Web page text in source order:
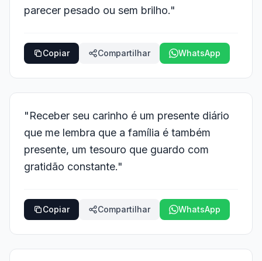
parecer pesado ou sem brilho."
Copiar Compartilhar WhatsApp
"Receber seu carinho é um presente diário
que me lembra que a família é também
presente, um tesouro que guardo com
gratidão constante."
Copiar Compartilhar WhatsApp